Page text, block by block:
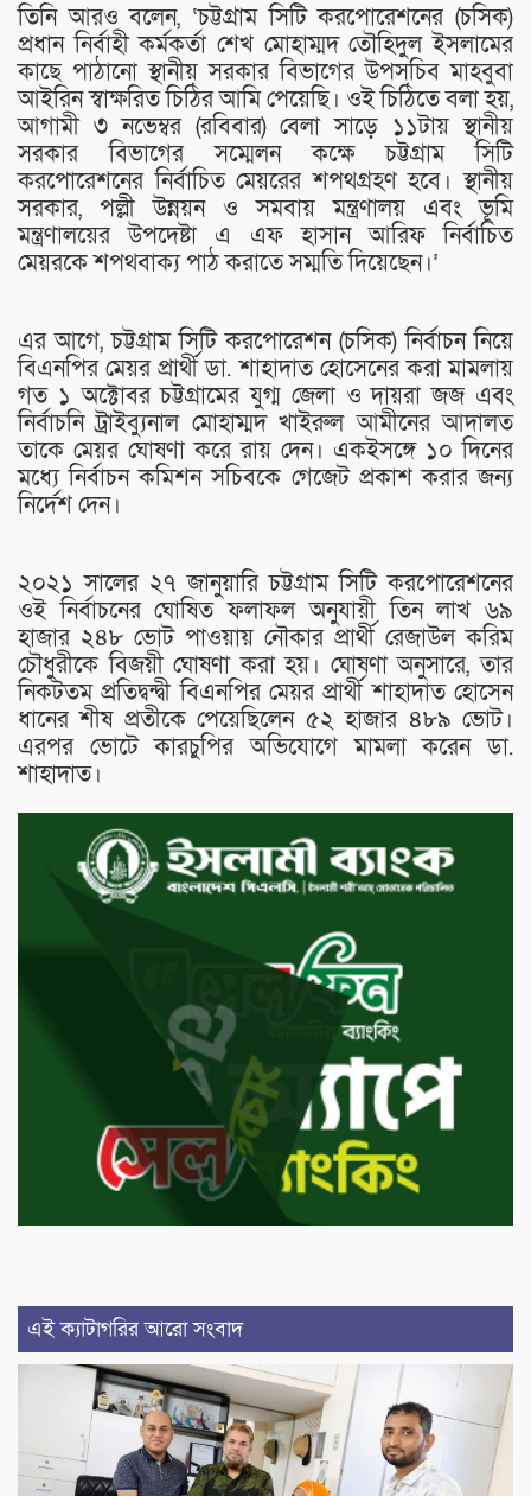
তিনি আরও বলেন, ‘চট্টগ্রাম সিটি করপোরেশনের (চসিক)
প্রধান নির্বাহী কর্মকর্তা শেখ মোহাম্মদ তৌহিদুল ইসলামের
কাছে পাঠানো স্থানীয় সরকার বিভাগের উপসচিব মাহবুবা
আইরিন স্বাক্ষরিত চিঠির আমি পেয়েছি। ওই চিঠিতে বলা হয়,
আগামী ৩ নভেম্বর (রবিবার) বেলা সাড়ে ১১টায় স্থানীয়
সরকার বিভাগের সম্মেলন কক্ষে চট্টগ্রাম সিটি
করপোরেশনের নির্বাচিত মেয়রের শপথগ্রহণ হবে। স্থানীয়
সরকার, পল্লী উন্নয়ন ও সমবায় মন্ত্রণালয় এবং ভূমি
মন্ত্রণালয়ের উপদেষ্টা এ এফ হাসান আরিফ নির্বাচিত
মেয়রকে শপথবাক্য পাঠ করাতে সম্মতি দিয়েছেন।’
এর আগে, চট্টগ্রাম সিটি করপোরেশন (চসিক) নির্বাচন নিয়ে
বিএনপির মেয়র প্রার্থী ডা. শাহাদাত হোসেনের করা মামলায়
গত ১ অক্টোবর চট্টগ্রামের যুগ্ম জেলা ও দায়রা জজ এবং
নির্বাচনি ট্রাইব্যুনাল মোহাম্মদ খাইরুল আমীনের আদালত
তাকে মেয়র ঘোষণা করে রায় দেন। একইসঙ্গে ১০ দিনের
মধ্যে নির্বাচন কমিশন সচিবকে গেজেট প্রকাশ করার জন্য
নির্দেশ দেন।
২০২১ সালের ২৭ জানুয়ারি চট্টগ্রাম সিটি করপোরেশনের
ওই নির্বাচনের ঘোষিত ফলাফল অনুযায়ী তিন লাখ ৬৯
হাজার ২৪৮ ভোট পাওয়ায় নৌকার প্রার্থী রেজাউল করিম
চৌধুরীকে বিজয়ী ঘোষণা করা হয়। ঘোষণা অনুসারে, তার
নিকটতম প্রতিদ্বন্দ্বী বিএনপির মেয়র প্রার্থী শাহাদাত হোসেন
ধানের শীষ প্রতীকে পেয়েছিলেন ৫২ হাজার ৪৮৯ ভোট।
এরপর ভোটে কারচুপির অভিযোগে মামলা করেন ডা.
শাহাদাত।
এই ক্যাটাগরির আরো সংবাদ